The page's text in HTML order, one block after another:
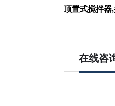
顶置式搅拌器,
在线咨